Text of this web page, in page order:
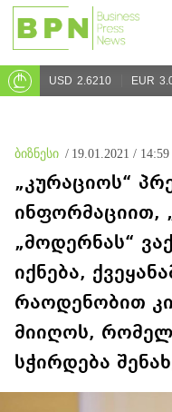
USD 2.6210 EUR
ბიზნესი / 19.01.2021 / 14:59
„კურაციოს“
ინფორმაციით,
„მოდერნას“
იქნება,
რაოდენობით
მიიღოს,
სჭირდება